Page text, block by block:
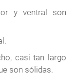
y ventral son
casi tan largo
son sólidas.